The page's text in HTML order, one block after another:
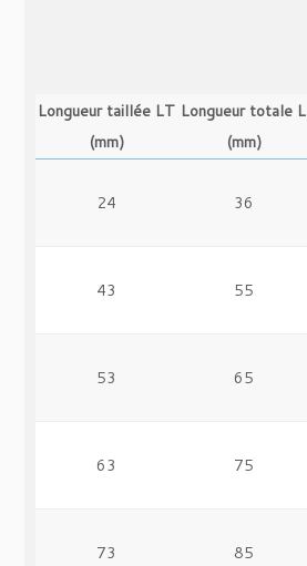
Longueur taillée LT
(mm)
Longueur totale L
(mm)
24 36
43 55
53 65
63 75
73 85